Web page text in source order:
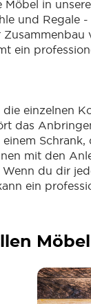
in
und Regale
ein
einzelnen
das
Schrank,
mit den
du dir
ein